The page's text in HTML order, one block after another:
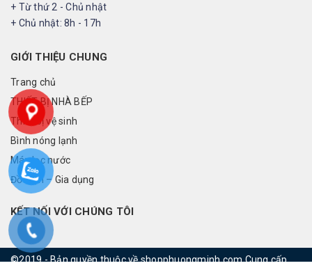
+ Từ thứ 2 - Chủ nhật
+ Chủ nhật: 8h - 17h
GIỚI THIỆU CHUNG
Trang chủ
THIẾT BỊ NHÀ BẾP
Thiết bị vệ sinh
Bình nóng lạnh
Máy lọc nước
Đồ điện – Gia dụng
KẾT NỐI VỚI CHÚNG TÔI
©2019 - Bản quyền thuộc về shopphuongminh.comCung cấp